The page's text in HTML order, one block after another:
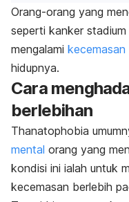
Orang-orang yang
seperti kanker stadium
mengalami kecemasan
hidupnya.
Cara
berlebihan
Thanatophobia
mental orang yang
kondisi ini ialah untuk
kecemasan berlebih